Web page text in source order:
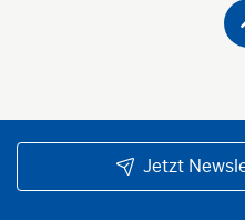
Jetzt